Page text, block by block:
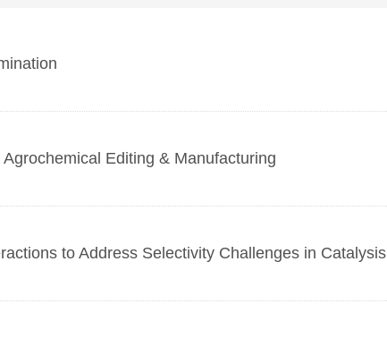
Editing & Manufacturing
to Address Selectivity Challenges in Catalysis